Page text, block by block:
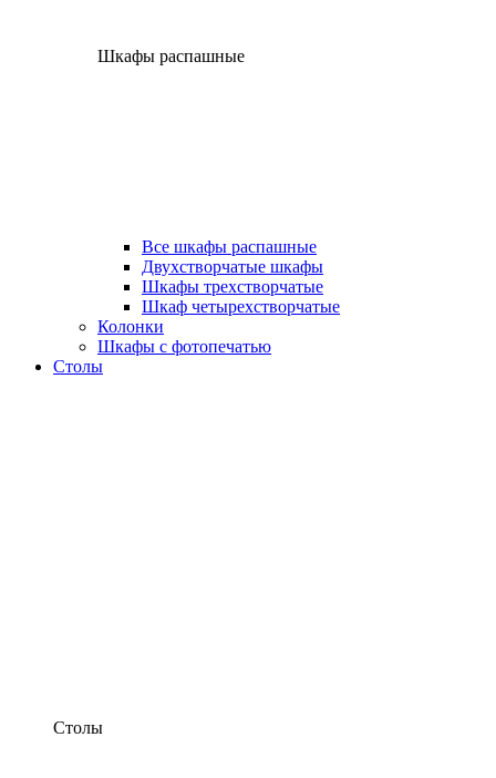
Шкафы распашные
Все шкафы распашные
Двухстворчатые шкафы
Шкафы трехстворчатые
Шкаф четырехстворчатые
Колонки
Шкафы с фотопечатью
Столы
Столы